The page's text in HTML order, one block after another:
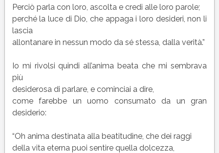
Perciò parla con loro, ascolta e credi alle loro parole;
perché la luce di Dio, che appaga i loro desideri, non li
lascia
allontanare in nessun modo da sé stessa, dalla verità.”
Io mi rivolsi quindi all’anima beata che mi sembrava
più
desiderosa di parlare, e cominciai a dire,
come farebbe un uomo consumato da un gran
desiderio:
“Oh anima destinata alla beatitudine, che dei raggi
della vita eterna puoi sentire quella dolcezza,